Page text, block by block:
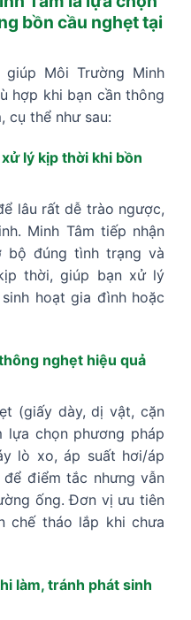
bồn cầu nghẹt tại
Môi Trường Minh
hợp khi bạn cần thông
cụ thể như sau:
lý kịp thời khi bồn
lâu rất dễ trào ngược,
Minh Tâm tiếp nhận
bộ đúng tình trạng và
thời, giúp bạn xử lý
hoạt gia đình hoặc
nghẹt hiệu quả
(giấy dày, dị vật, cặn
lựa chọn phương pháp
lò xo, áp suất hơi/áp
điểm tắc nhưng vẫn
ống. Đơn vị ưu tiên
chế tháo lắp khi chưa
làm, tránh phát sinh